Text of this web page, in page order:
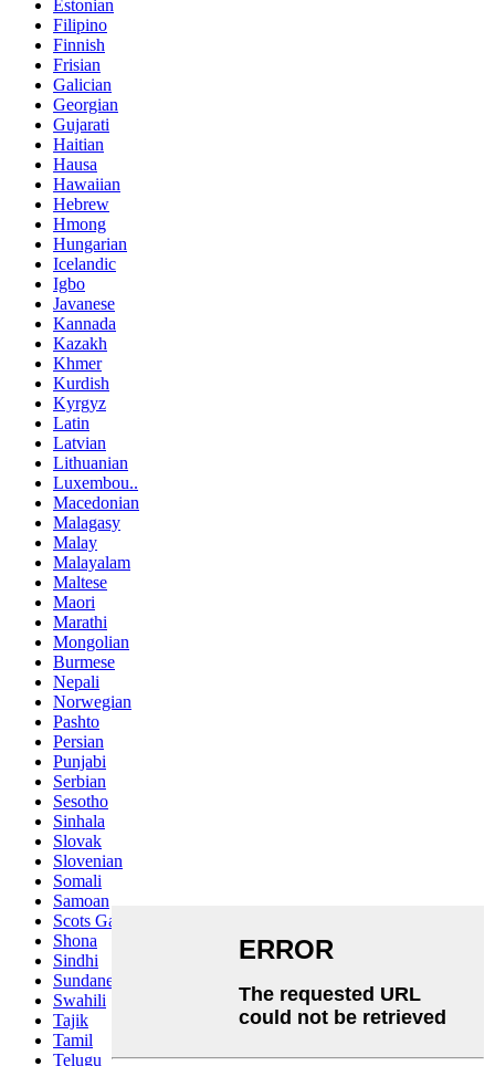
Estonian
Filipino
Finnish
Frisian
Galician
Georgian
Gujarati
Haitian
Hausa
Hawaiian
Hebrew
Hmong
Hungarian
Icelandic
Igbo
Javanese
Kannada
Kazakh
Khmer
Kurdish
Kyrgyz
Latin
Latvian
Lithuanian
Luxembou..
Macedonian
Malagasy
Malay
Malayalam
Maltese
Maori
Marathi
Mongolian
Burmese
Nepali
Norwegian
Pashto
Persian
Punjabi
Serbian
Sesotho
Sinhala
Slovak
Slovenian
Somali
Samoan
Scots Gaelic
Shona
Sindhi
Sundanese
Swahili
Tajik
Tamil
Telugu